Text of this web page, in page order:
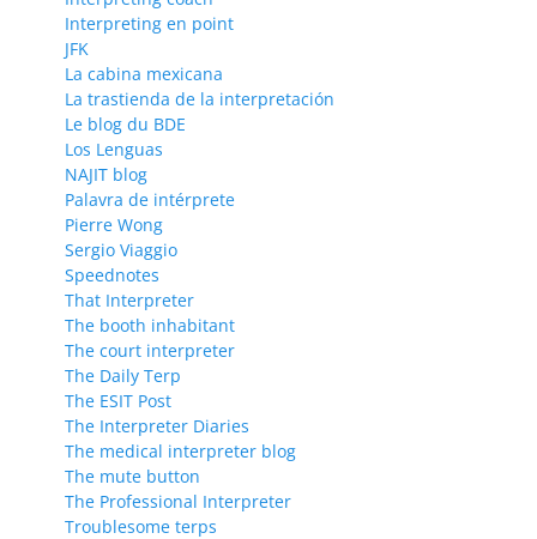
Interpreting en point
JFK
La cabina mexicana
La trastienda de la interpretación
Le blog du BDE
Los Lenguas
NAJIT blog
Palavra de intérprete
Pierre Wong
Sergio Viaggio
Speednotes
That Interpreter
The booth inhabitant
The court interpreter
The Daily Terp
The ESIT Post
The Interpreter Diaries
The medical interpreter blog
The mute button
The Professional Interpreter
Troublesome terps